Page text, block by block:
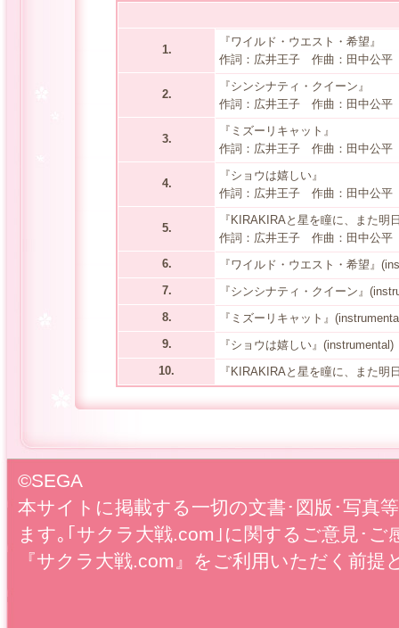
1.
『ワイルド・ウエスト・希望』
作詞：広井王子 作曲：田中公
2.
『シンシナティ・クイーン』
作詞：広井王子 作曲：田中公
3.
『ミズーリキャット』
作詞：広井王子 作曲：田中公
4.
『ショウは嬉しい』
作詞：広井王子 作曲：田中公
5.
『KIRAKIRAと星を瞳に、また明
作詞：広井王子 作曲：田中公
6.
『ワイルド・ウエスト・希望』
7.
『シンシナティ・クイーン』
8.
『ミズーリキャット』
9.
『ショウは嬉しい』(instrumental)
10.
『KIRAKIRAと星を瞳に、また明
©SEGA
本サイトに掲載する一切の文書･図版･写真
ます｡｢サクラ大戦.com｣に関するご意見･ご
『サクラ大戦.com』をご利用いただく前提